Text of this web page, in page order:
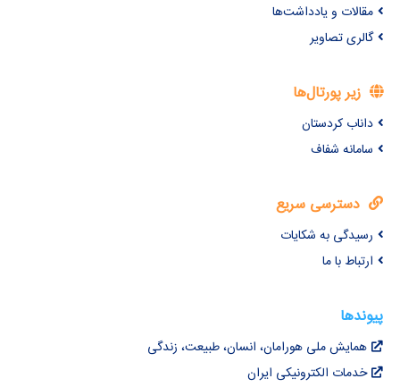
مقالات و یادداشت‌ها
گالری تصاویر
زیر پورتال‌ها
داناب کردستان
سامانه شفاف
دسترسی سریع
رسیدگی به شکایات
ارتباط با ما
پیوندها
همایش ملی هورامان، انسان، طبیعت، زندگی
خدمات الکترونیکی ایران